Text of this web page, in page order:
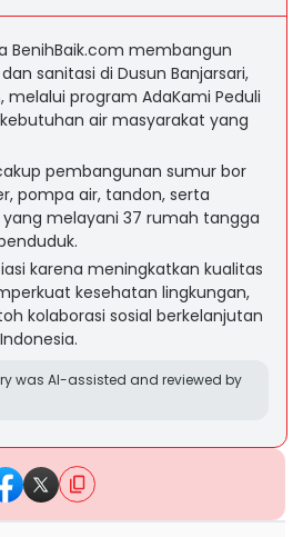
BenihBaik.com membangun
sanitasi di Dusun Banjarsari,
melalui program AdaKami Peduli
air masyarakat yang
pembangunan sumur bor
pompa air, tandon, serta
melayani 37 rumah tangga
karena meningkatkan kualitas
kesehatan lingkungan,
kolaborasi sosial berkelanjutan
was AI-assisted and reviewed by